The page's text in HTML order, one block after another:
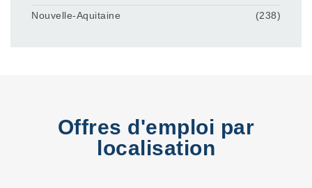
Nouvelle-Aquitaine
(238)
Offres d'emploi par
localisation